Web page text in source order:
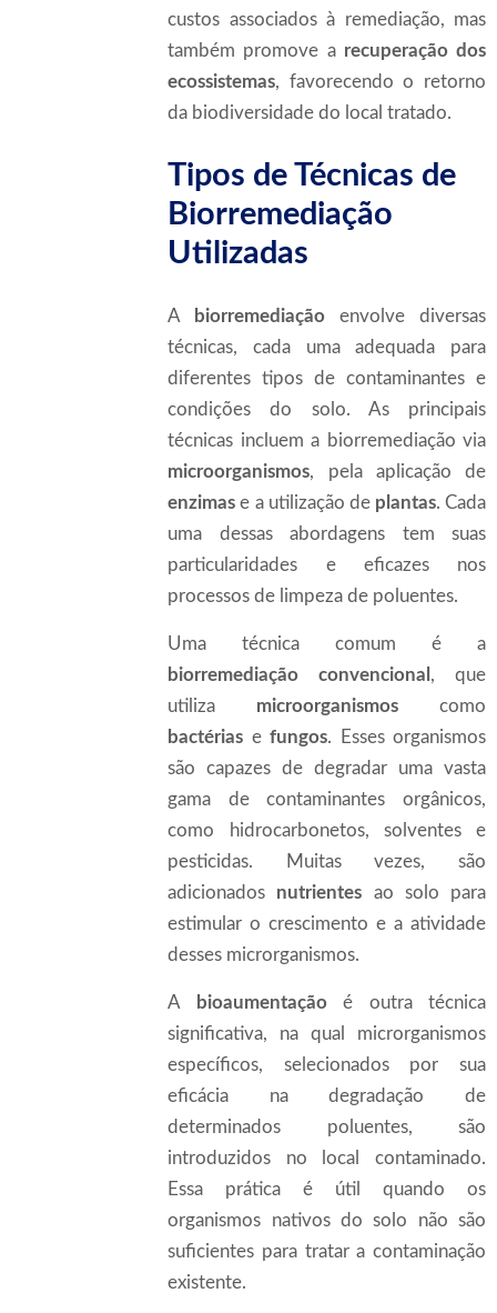
custos associados à remediação, mas
também promove a recuperação dos
ecossistemas, favorecendo o retorno
da biodiversidade do local tratado.
Tipos de Técnicas de
Biorremediação
Utilizadas
A biorremediação envolve diversas
técnicas, cada uma adequada para
diferentes tipos de contaminantes e
condições do solo. As principais
técnicas incluem a biorremediação via
microorganismos, pela aplicação de
enzimas e a utilização de plantas. Cada
uma dessas abordagens tem suas
particularidades e eficazes nos
processos de limpeza de poluentes.
Uma técnica comum é a
biorremediação convencional , que
utiliza microorganismos como
bactérias efungos. Esses organismos
são capazes de degradar uma vasta
gama de contaminantes orgânicos,
como hidrocarbonetos, solventes e
pesticidas. Muitas vezes, são
adicionados nutrientes ao solo para
estimular o crescimento e a atividade
desses microrganismos.
A bioaumentaçãoé outra técnica
significativa, na qual microrganismos
específicos, selecionados por sua
eficácia na degradação de
determinados poluentes, são
introduzidos no local contaminado.
Essa prática é útil quando os
organismos nativos do solo não são
suficientes para tratar a contaminação
existente.